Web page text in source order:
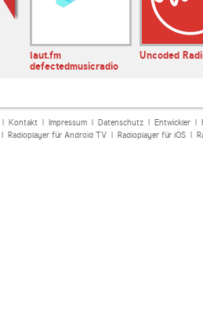
laut.fm
defectedmusicradio
Uncoded
Kontakt| Impressum| Datenschutz| Entwickler|
Radioplayer für Android TV| Radioplayer für iOS|